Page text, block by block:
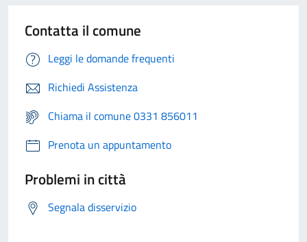
Contatta il comune
Leggi le domande frequenti
Richiedi Assistenza
Chiama il comune 0331 856011
Prenota un appuntamento
Problemi in città
Segnala disservizio